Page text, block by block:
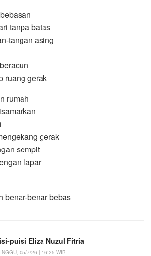
tanpa batas
tangan asing
ruang gerak
rumah
gerak
sempit
lapar
benar-benar bebas
puisi Eliza Nuzul Fitria
05/7/26 | 16:25 WIB